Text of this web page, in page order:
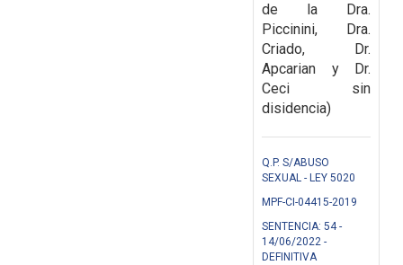
de la Dra.
Piccinini, Dra.
Criado, Dr.
Apcarian y Dr.
Ceci sin
disidencia)
Q.P. S/ABUSO
SEXUAL - LEY 5020
MPF-CI-04415-2019
SENTENCIA: 54 -
14/06/2022 -
DEFINITIVA